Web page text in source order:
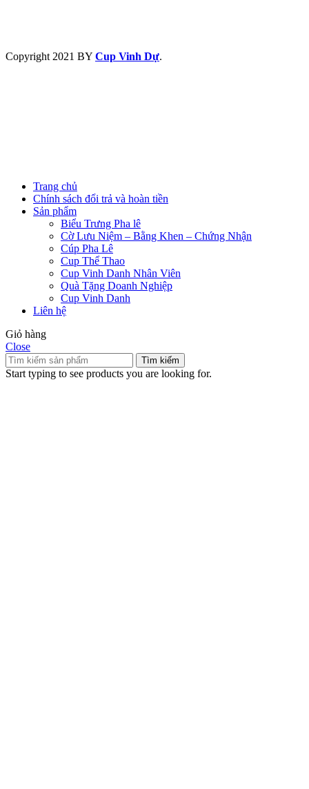
Copyright 2021 BY Cup Vinh Dự.
Trang chủ
Chính sách đổi trả và hoàn tiền
Sản phẩm
Biểu Trưng Pha lê
Cờ Lưu Niệm – Bằng Khen – Chứng Nhận
Cúp Pha Lê
Cup Thể Thao
Cup Vinh Danh Nhân Viên
Quà Tặng Doanh Nghiệp
Cup Vinh Danh
Liên hệ
Giỏ hàng
Close
Tìm kiếm
Start typing to see products you are looking for.